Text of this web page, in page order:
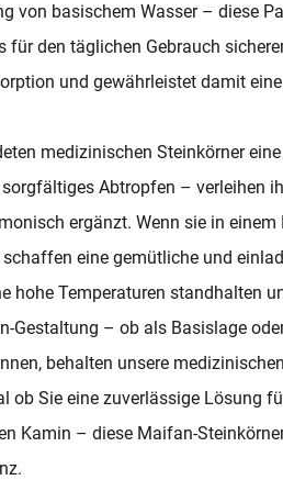
von basischem Wasser – diese
den täglichen Gebrauch
und gewährleistet damit
medizinischen Steinkörner
Abtropfen – verleihen
ergänzt. Wenn sie in
eine gemütliche und
hohe Temperaturen standhalten
Gestaltung – ob als Basislage
behalten unsere
ob Sie eine zuverlässige Lösung
Kamin – diese Maifan-